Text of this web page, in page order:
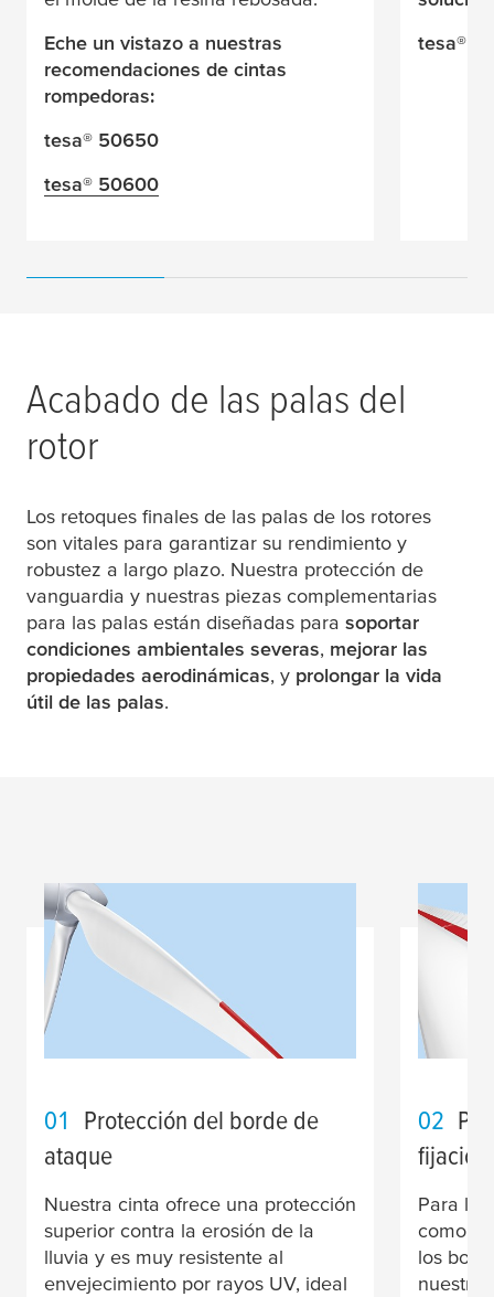
Eche un vistazo a nuestras
recomendaciones de cintas
rompedoras:
tesa® 50650
tesa® 50600
tesa®
Acabado de las palas del
rotor
Los retoques finales de las palas de los rotores
son vitales para garantizar su rendimiento y
robustez a largo plazo. Nuestra protección de
vanguardia y nuestras piezas complementarias
para las palas están diseñadas para soportar
condiciones ambientales severas, mejorar las
propiedades aerodinámicas, y prolongar la vida
útil de las palas.
01
Protección del borde de
ataque
Nuestra cinta ofrece una protección
superior contra la erosión de la
lluvia y es muy resistente al
envejecimiento por rayos UV, ideal
02
Para
como
los